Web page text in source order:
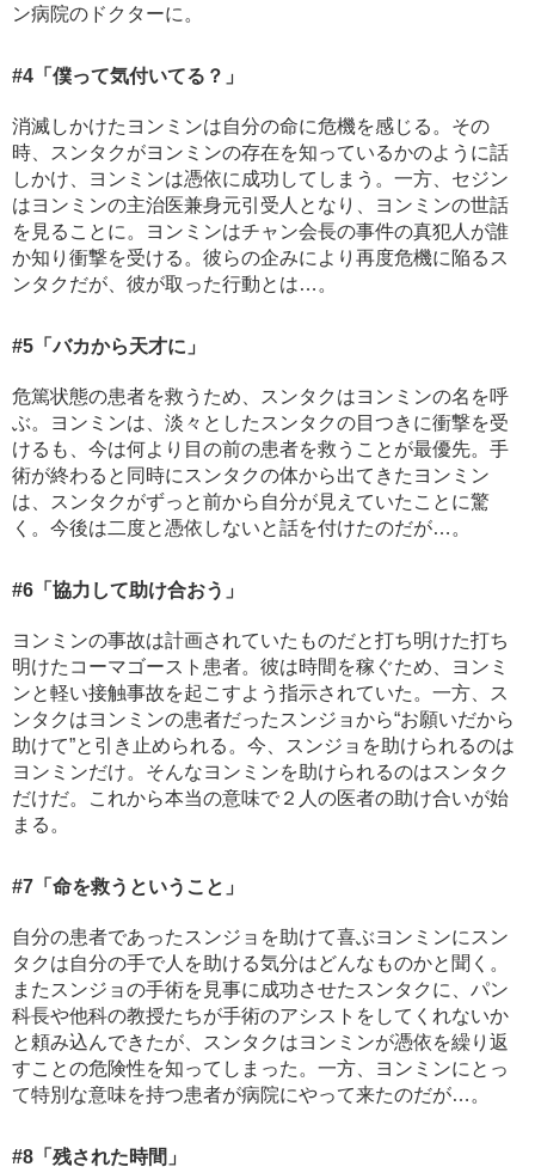
ン病院のドクターに。
#4 「僕って気付いてる？」
消滅しかけたヨンミンは自分の命に危機を感じる。その
時、スンタクがヨンミンの存在を知っているかのように話
しかけ、ヨンミンは憑依に成功してしまう。一方、セジン
はヨンミンの主治医兼身元引受人となり、ヨンミンの世話
を見ることに。ヨンミンはチャン会長の事件の真犯人が誰
か知り衝撃を受ける。彼らの企みにより再度危機に陥るス
ンタクだが、彼が取った行動とは…。
#5 「バカから天才に」
危篤状態の患者を救うため、スンタクはヨンミンの名を呼
ぶ。ヨンミンは、淡々としたスンタクの目つきに衝撃を受
けるも、今は何より目の前の患者を救うことが最優先。手
術が終わると同時にスンタクの体から出てきたヨンミン
は、スンタクがずっと前から自分が見えていたことに驚
く。今後は二度と憑依しないと話を付けたのだが…。
#6 「協力して助け合おう」
ヨンミンの事故は計画されていたものだと打ち明けた打ち
明けたコーマゴースト患者。彼は時間を稼ぐため、ヨンミ
ンと軽い接触事故を起こすよう指示されていた。一方、ス
ンタクはヨンミンの患者だったスンジョから“お願いだから
助けて”と引き止められる。今、スンジョを助けられるのは
ヨンミンだけ。そんなヨンミンを助けられるのはスンタク
だけだ。これから本当の意味で２人の医者の助け合いが始
まる。
#7 「命を救うということ」
自分の患者であったスンジョを助けて喜ぶヨンミンにスン
タクは自分の手で人を助ける気分はどんなものかと聞く。
またスンジョの手術を見事に成功させたスンタクに、パン
科長や他科の教授たちが手術のアシストをしてくれないか
と頼み込んできたが、スンタクはヨンミンが憑依を繰り返
すことの危険性を知ってしまった。一方、ヨンミンにとっ
て特別な意味を持つ患者が病院にやって来たのだが…。
#8 「残された時間」